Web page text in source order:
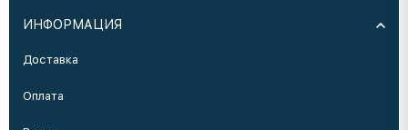
ИНФОРМАЦИЯ
Доставка
Оплата